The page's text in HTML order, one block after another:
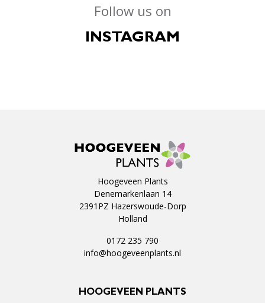
Follow us on
INSTAGRAM
Hoogeveen Plants
Denemarkenlaan 14
2391PZ Hazerswoude-Dorp
Holland
0172 235 790
info@hoogeveenplants.nl
HOOGEVEEN PLANTS